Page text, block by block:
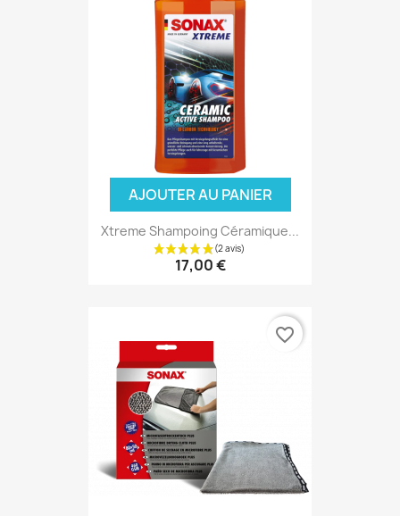
AJOUTER AU PANIER
Xtreme Shampoing Céramique...
17,00 €
favorite_border